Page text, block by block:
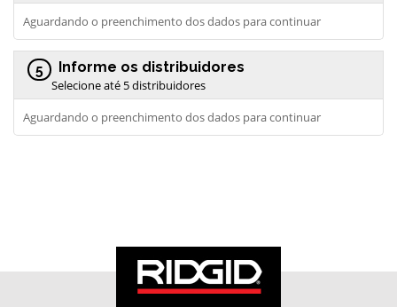
Aguardando o preenchimento dos dados para continuar
5 Informe os distribuidores
Selecione até 5 distribuidores
Aguardando o preenchimento dos dados para continuar